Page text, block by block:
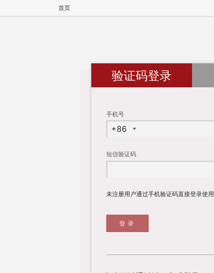
首页
验证码登录
手机号
短信验证码
未注册用户通过手机验证码直接登录使用
登录